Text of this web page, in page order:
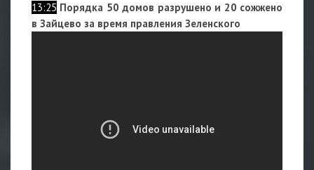
13:25 Порядка 50 домов разрушено и 20 сожжено
в Зайцево за время правления Зеленского